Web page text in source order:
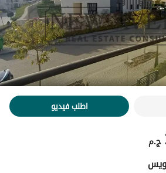
اطلب فيديو
ج.م